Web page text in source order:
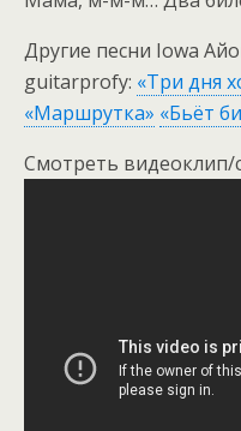
Другие песни Iowa
guitarprofy: «Три дня
«Маршрутка» «Бьёт
Смотреть